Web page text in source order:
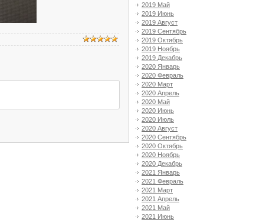
2019 Май
2019 Июнь
2019 Август
2019 Сентябрь
2019 Октябрь
2019 Ноябрь
2019 Декабрь
2020 Январь
2020 Февраль
2020 Март
2020 Апрель
2020 Май
2020 Июнь
2020 Июль
2020 Август
2020 Сентябрь
2020 Октябрь
2020 Ноябрь
2020 Декабрь
2021 Январь
2021 Февраль
2021 Март
2021 Апрель
2021 Май
2021 Июнь